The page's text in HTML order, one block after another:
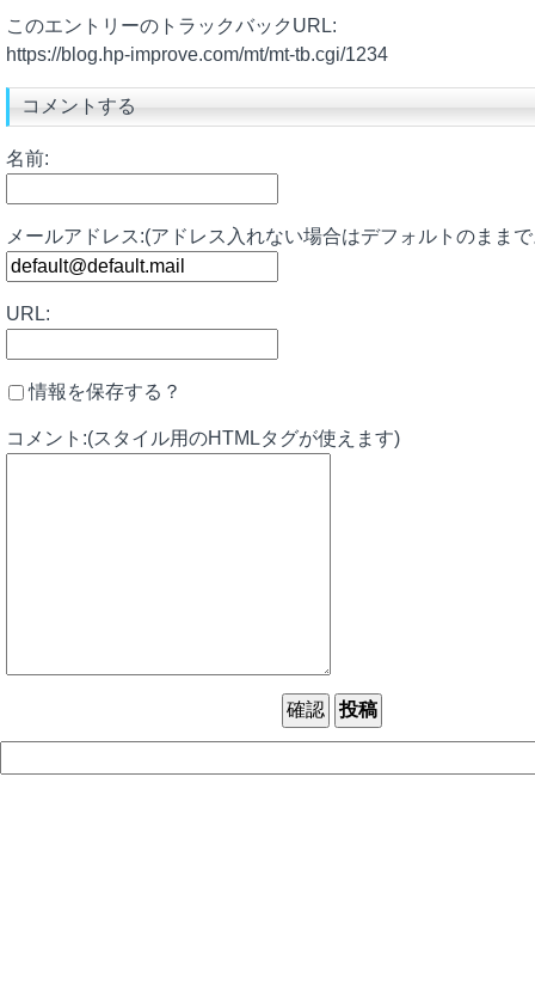
このエントリーのトラックバックURL:
https://blog.hp-improve.com/mt/mt-tb.cgi/1234
コメントする
名前:
メールアドレス:(アドレス入れない場合はデフォルトのまま
URL:
情報を保存する？
コメント:(スタイル用のHTMLタグが使えます)